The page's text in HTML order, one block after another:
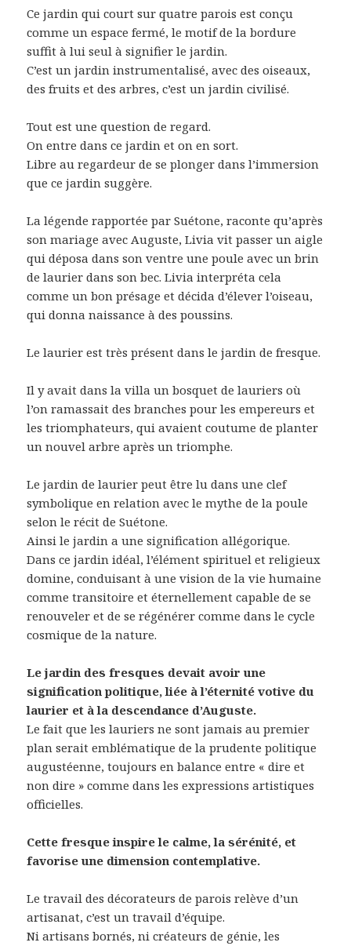
Ce jardin qui court sur quatre parois est conçu
comme un espace fermé, le motif de la bordure
suffit à lui seul à signifier le jardin.
C’est un jardin instrumentalisé, avec des oiseaux,
des fruits et des arbres, c’est un jardin civilisé.
Tout est une question de regard.
On entre dans ce jardin et on en sort.
Libre au regardeur de se plonger dans l’immersion
que ce jardin suggère.
La légende rapportée par Suétone, raconte qu’après
son mariage avec Auguste, Livia vit passer un aigle
qui déposa dans son ventre une poule avec un brin
de laurier dans son bec. Livia interpréta cela
comme un bon présage et décida d’élever l’oiseau,
qui donna naissance à des poussins.
Le laurier est très présent dans le jardin de fresque.
Il y avait dans la villa un bosquet de lauriers où
l’on ramassait des branches pour les empereurs et
les triomphateurs, qui avaient coutume de planter
un nouvel arbre après un triomphe.
Le jardin de laurier peut être lu dans une clef
symbolique en relation avec le mythe de la poule
selon le récit de Suétone.
Ainsi le jardin a une signification allégorique.
Dans ce jardin idéal, l’élément spirituel et religieux
domine, conduisant à une vision de la vie humaine
comme transitoire et éternellement capable de se
renouveler et de se régénérer comme dans le cycle
cosmique de la nature.
Le jardin des fresques devait avoir une
signification politique, liée à l’éternité votive du
laurier et à la descendance d’Auguste.
Le fait que les lauriers ne sont jamais au premier
plan serait emblématique de la prudente politique
augustéenne, toujours en balance entre « dire et
non dire » comme dans les expressions artistiques
officielles.
Cette fresque inspire le calme, la sérénité, et
favorise une dimension contemplative.
Le travail des décorateurs de parois relève d’un
artisanat, c’est un travail d’équipe.
Ni artisans bornés, ni créateurs de génie, les